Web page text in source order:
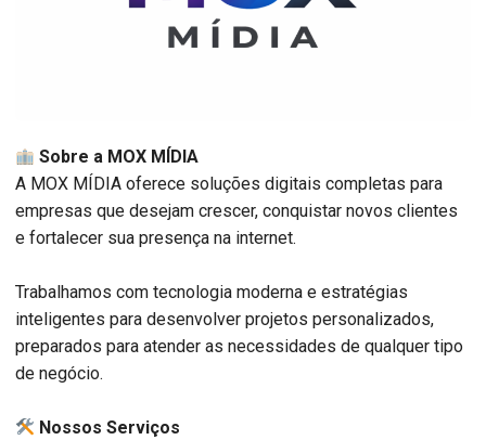
Sobre a MOX MÍDIA
A MOX MÍDIA oferece soluções digitais completas para
empresas que desejam crescer, conquistar novos clientes
e fortalecer sua presença na internet.
Trabalhamos com tecnologia moderna e estratégias
inteligentes para desenvolver projetos personalizados,
preparados para atender as necessidades de qualquer tipo
de negócio.
️ Nossos Serviços